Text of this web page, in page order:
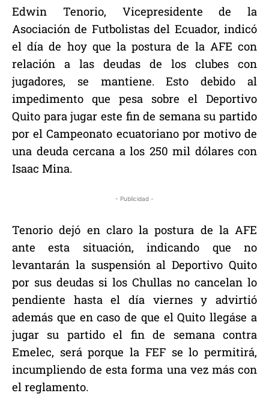
Edwin Tenorio, Vicepresidente de la
Asociación de Futbolistas del Ecuador, indicó
el día de hoy que la postura de la AFE con
relación a las deudas de los clubes con
jugadores, se mantiene. Esto debido al
impedimento que pesa sobre el Deportivo
Quito para jugar este fin de semana su partido
por el Campeonato ecuatoriano por motivo de
una deuda cercana a los 250 mil dólares con
Isaac Mina.
- Publicidad -
Tenorio dejó en claro la postura de la AFE
ante esta situación, indicando que no
levantarán la suspensión al Deportivo Quito
por sus deudas si los Chullas no cancelan lo
pendiente hasta el día viernes y advirtió
además que en caso de que el Quito llegáse a
jugar su partido el fin de semana contra
Emelec, será porque la FEF se lo permitirá,
incumpliendo de esta forma una vez más con
el reglamento.